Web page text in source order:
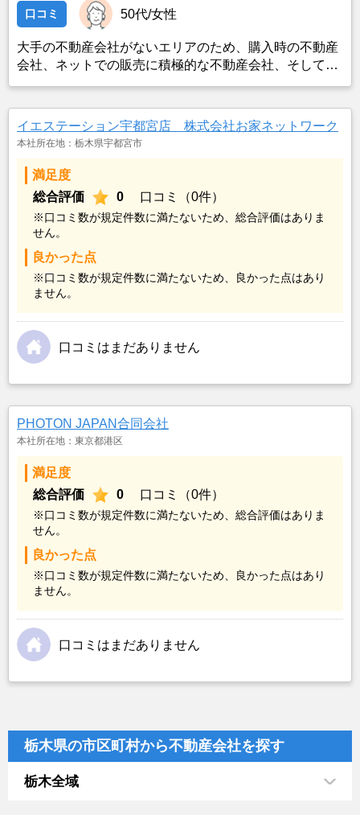
口コミ 50代/女性
大手の不動産会社がないエリアのため、購入時の不動産
会社、ネットでの販売に積極的な不動産会社、そして地
と話をしたが、その不動産会社は真面目で誠実な印象を
持ち、書類を含め全てに落ち度がなく、販売への準備が
ージにて販売を開始してくれ、その翌日には買主が見つ
かった。その時点で他の２社は販売図面すら出来ておら
ず、面談時にもいい加減な話も多く、色々と疑問な部分
が有ったので、最終的にはこちらの会社に依頼して正解
だったと思った。
イエステーション宇都宮店 株式会社お家ネットワーク
本社所在地：栃木県宇都宮市
満足度
総合評価
0 口コミ（0件）
※口コミ数が規定件数に満たないため、総合評価はありま
せん。
良かった点
※口コミ数が規定件数に満たないため、良かった点はあり
ません。
口コミはまだありません
PHOTON JAPAN合同会社
本社所在地：東京都港区
満足度
総合評価
0 口コミ（0件）
※口コミ数が規定件数に満たないため、総合評価はありま
せん。
良かった点
※口コミ数が規定件数に満たないため、良かった点はあり
ません。
口コミはまだありません
栃木県の市区町村から不動産会社を探す
栃木全域